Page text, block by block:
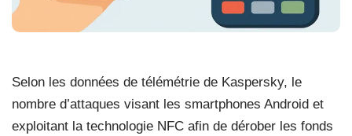
Selon les données de télémétrie de Kaspersky, le
nombre d’attaques visant les smartphones Android et
exploitant la technologie NFC afin de dérober les fonds